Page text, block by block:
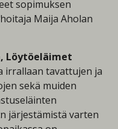
sopimuksen
Maija Aholan
Löytöeläimet
irrallaan tavattujen ja
sekä muiden
järjestämistä varten